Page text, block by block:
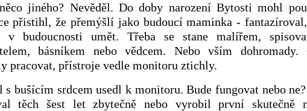
jiného? Nevěděl. Do doby narození Bytosti mohl
přistihl, že přemýšlí jako budoucí maminka -
v budoucnosti umět. Třeba se stane malířem,
básníkem nebo vědcem. Nebo vším dohromady.
pracovat, přístroje vedle monitoru ztichly.
s bušícím srdcem usedl k monitoru. Bude fungovat nebo
těch šest let zbytečně nebo vyrobil první skutečně